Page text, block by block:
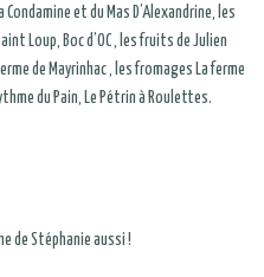
Condamine et du Mas D’Alexandrine, les
Loup, Boc d’OC , les fruits de Julien
de Mayrinhac , les fromages La ferme
du Pain, Le Pétrin à Roulettes.
de Stéphanie aussi !